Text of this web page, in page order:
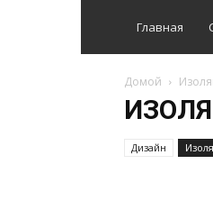
Главная
Домой
Дизайн